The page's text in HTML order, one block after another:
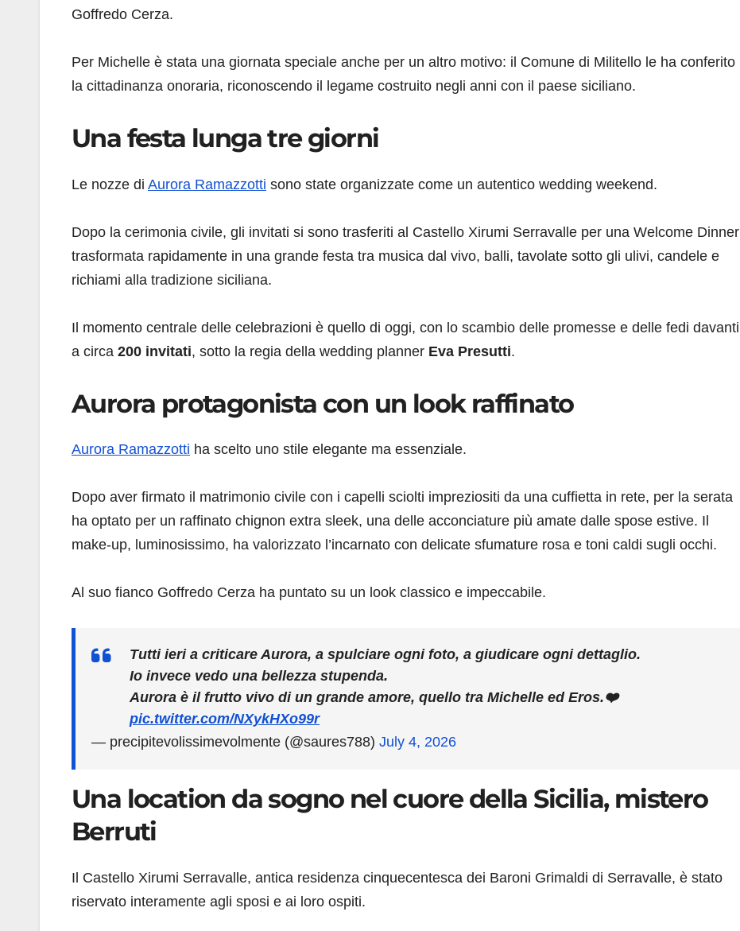
Goffredo Cerza.
Per Michelle è stata una giornata speciale anche per un altro motivo: il Comune di Militello le ha conferito
la cittadinanza onoraria, riconoscendo il legame costruito negli anni con il paese siciliano.
Una festa lunga tre giorni
Le nozze di Aurora Ramazzotti sono state organizzate come un autentico wedding weekend.
Dopo la cerimonia civile, gli invitati si sono trasferiti al Castello Xirumi Serravalle per una Welcome Dinner
trasformata rapidamente in una grande festa tra musica dal vivo, balli, tavolate sotto gli ulivi, candele e
richiami alla tradizione siciliana.
Il momento centrale delle celebrazioni è quello di oggi, con lo scambio delle promesse e delle fedi davanti
a circa 200 invitati, sotto la regia della wedding planner Eva Presutti.
Aurora protagonista con un look raffinato
Aurora Ramazzotti ha scelto uno stile elegante ma essenziale.
Dopo aver firmato il matrimonio civile con i capelli sciolti impreziositi da una cuffietta in rete, per la serata
ha optato per un raffinato chignon extra sleek, una delle acconciature più amate dalle spose estive. Il
make-up, luminosissimo, ha valorizzato l’incarnato con delicate sfumature rosa e toni caldi sugli occhi.
Al suo fianco Goffredo Cerza ha puntato su un look classico e impeccabile.
Tutti ieri a criticare Aurora, a spulciare ogni foto, a giudicare ogni dettaglio.
Io invece vedo una bellezza stupenda.
Aurora è il frutto vivo di un grande amore, quello tra Michelle ed Eros.❤️
pic.twitter.com/NXykHXo99r
— precipitevolissimevolmente (@saures788) July 4, 2026
Una location da sogno nel cuore della Sicilia, mistero
Berruti
Il Castello Xirumi Serravalle, antica residenza cinquecentesca dei Baroni Grimaldi di Serravalle, è stato
riservato interamente agli sposi e ai loro ospiti.